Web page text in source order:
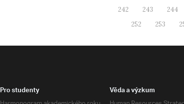
242
243 244
252
253
Pro studenty Věda a výzkum